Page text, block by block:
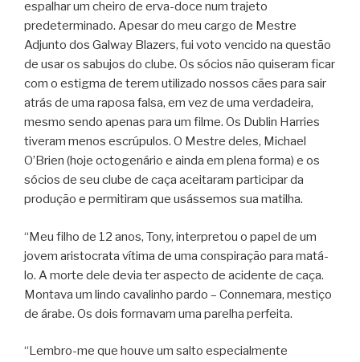
espalhar um cheiro de erva-doce num trajeto
predeterminado. Apesar do meu cargo de Mestre
Adjunto dos Galway Blazers, fui voto vencido na questão
de usar os sabujos do clube. Os sócios não quiseram ficar
com o estigma de terem utilizado nossos cães para sair
atrás de uma raposa falsa, em vez de uma verdadeira,
mesmo sendo apenas para um filme. Os Dublin Harries
tiveram menos escrúpulos. O Mestre deles, Michael
O’Brien (hoje octogenário e ainda em plena forma) e os
sócios de seu clube de caça aceitaram participar da
produção e permitiram que usássemos sua matilha.
“Meu filho de 12 anos, Tony, interpretou o papel de um
jovem aristocrata vítima de uma conspiração para matá-
lo. A morte dele devia ter aspecto de acidente de caça.
Montava um lindo cavalinho pardo – Connemara, mestiço
de árabe. Os dois formavam uma parelha perfeita.
“Lembro-me que houve um salto especialmente